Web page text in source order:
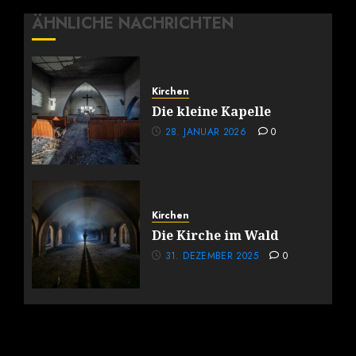
ÄHNLICHE NACHRICHTEN
Kirchen
Die kleine Kapelle
28. JANUAR 2026 0
Kirchen
Die Kirche im Wald
31. DEZEMBER 2025 0